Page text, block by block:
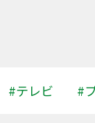
#テレビ #